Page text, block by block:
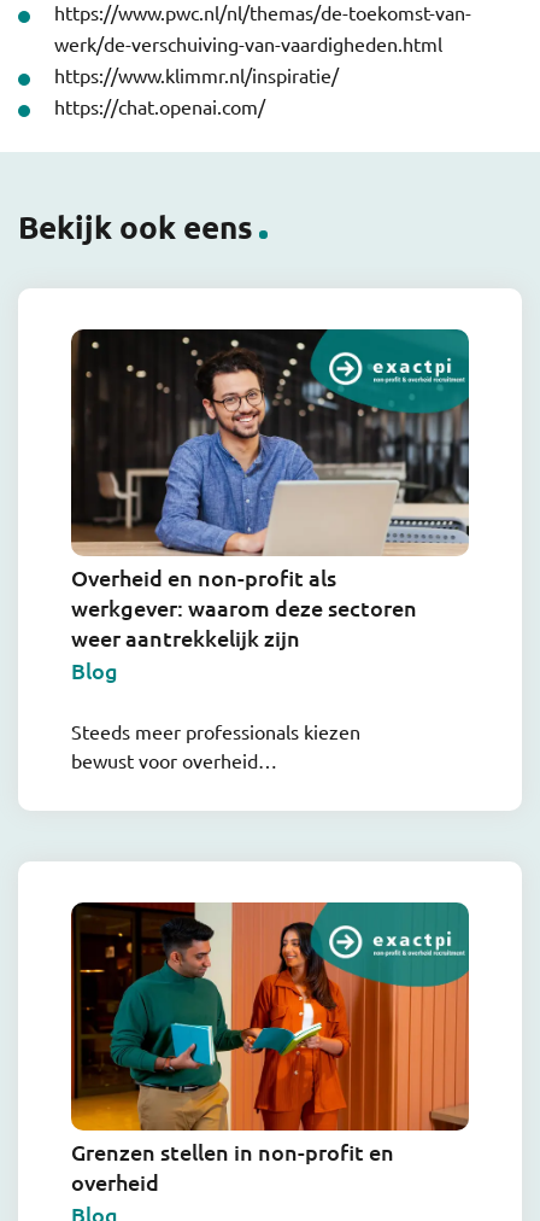
https://www.pwc.nl/nl/themas/de-toekomst-van-
werk/de-verschuiving-van-vaardigheden.html
https://www.klimmr.nl/inspiratie/
https://chat.openai.com/
Bekijk ook eens
Overheid en non-profit als
werkgever: waarom deze sectoren
weer aantrekkelijk zijn
Blog
Steeds meer professionals kiezen
bewust voor overheid…
Grenzen stellen in non-profit en
overheid
Blog